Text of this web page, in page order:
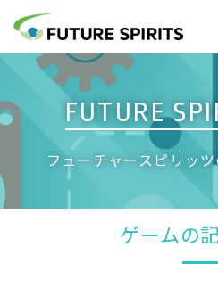
FUTURE
フューチャースピリッ
ゲームの